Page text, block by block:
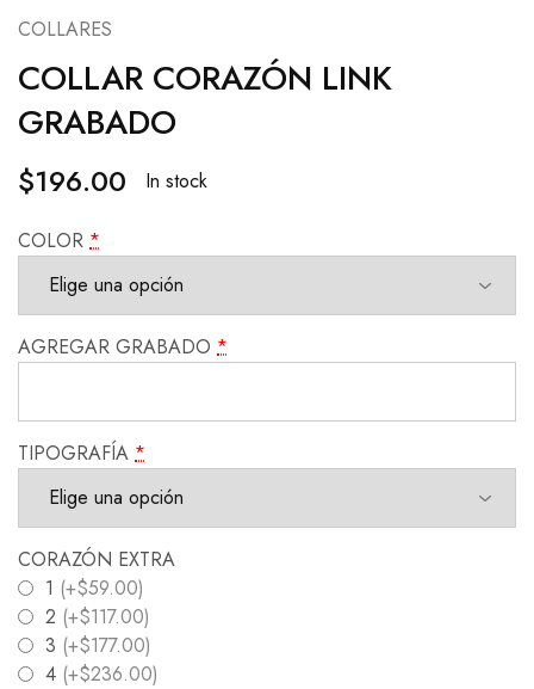
COLLARES
COLLAR CORAZÓN LINK
GRABADO
$196.00 In stock
COLOR *
AGREGAR GRABADO *
TIPOGRAFÍA *
CORAZÓN EXTRA
1 (+$59.00)
2 (+$117.00)
3 (+$177.00)
4 (+$236.00)